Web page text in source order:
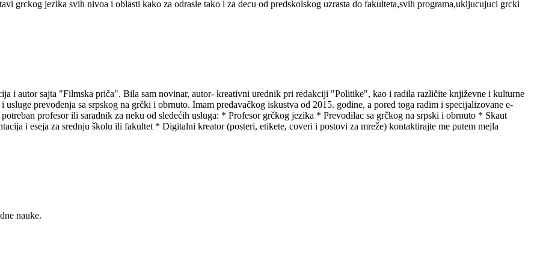
grckog jezika svih nivoa i oblasti kako za odrasle tako i za decu od predskolskog uzrasta do fakulteta,svih programa,ukljucujuci grcki
i autor sajta "Filmska priča". Bila sam novinar, autor- kreativni urednik pri redakciji "Politike", kao i radila različite književne i kulturne
prevođenja sa srpskog na grčki i obrnuto. Imam predavačkog iskustva od 2015. godine, a pored toga radim i specijalizovane e-
profesor ili saradnik za neku od sledećih usluga: * Profesor grčkog jezika * Prevodilac sa grčkog na srpski i obrnuto * Skaut
i eseja za srednju školu ili fakultet * Digitalni kreator (posteri, etikete, coveri i postovi za mreže) kontaktirajte me putem mejla
nauke.